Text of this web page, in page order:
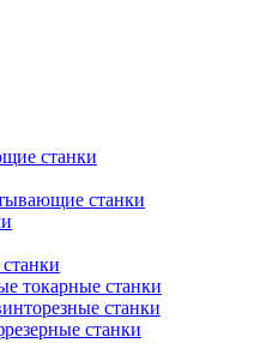
станки
станки
токарные станки
станки
станки